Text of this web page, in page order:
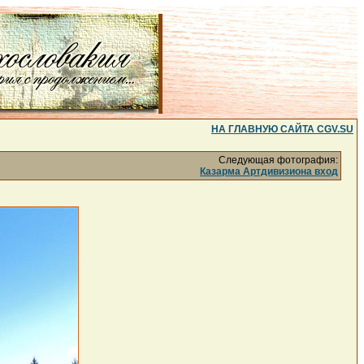
НА ГЛАВНУЮ САЙТА CGV.SU
Следующая фотография:
Казарма Артдивизиона вход